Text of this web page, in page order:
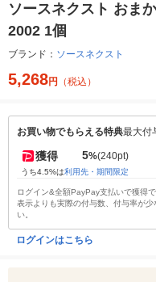
ソースネクスト おま
2002 1個
ブランド： ソースネクスト
5,268円 （税込）
お買い物でもらえる特典最大付
獲得 5%(240pt)
うち4.5%は利用先・期間限定
ログイン&全額PayPay支払いで獲得
表示よりも実際の付与数、付与率が
い。
ログインはこちら